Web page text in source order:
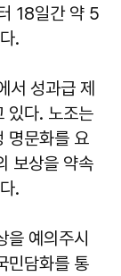
18일간 약 5
.
서 성과급 제
있다. 노조는
명문화를 요
보상을 약속
.
예의주시
민담화를 통